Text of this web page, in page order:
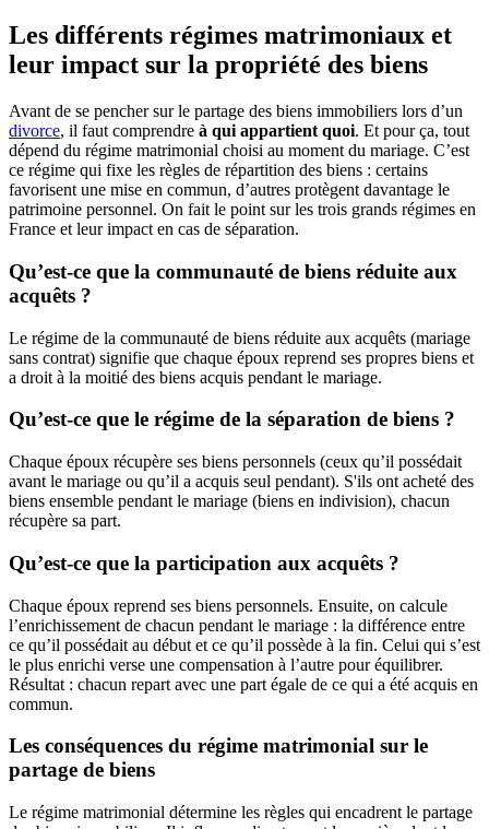
Les différents régimes matrimoniaux et
leur impact sur la propriété des biens
Avant de se pencher sur le partage des biens immobiliers lors d’un
divorce, il faut comprendre à qui appartient quoi. Et pour ça, tout
dépend du régime matrimonial choisi au moment du mariage. C’est
ce régime qui fixe les règles de répartition des biens : certains
favorisent une mise en commun, d’autres protègent davantage le
patrimoine personnel. On fait le point sur les trois grands régimes en
France et leur impact en cas de séparation.
Qu’est-ce que la communauté de biens réduite aux
acquêts ?
Le régime de la communauté de biens réduite aux acquêts (mariage
sans contrat) signifie que chaque époux reprend ses propres biens et
a droit à la moitié des biens acquis pendant le mariage.
Qu’est-ce que le régime de la séparation de biens ?
Chaque époux récupère ses biens personnels (ceux qu’il possédait
avant le mariage ou qu’il a acquis seul pendant). S'ils ont acheté des
biens ensemble pendant le mariage (biens en indivision), chacun
récupère sa part.
Qu’est-ce que la participation aux acquêts ?
Chaque époux reprend ses biens personnels. Ensuite, on calcule
l’enrichissement de chacun pendant le mariage : la différence entre
ce qu’il possédait au début et ce qu’il possède à la fin. Celui qui s’est
le plus enrichi verse une compensation à l’autre pour équilibrer.
Résultat : chacun repart avec une part égale de ce qui a été acquis en
commun.
Les conséquences du régime matrimonial sur le
partage de biens
Le régime matrimonial détermine les règles qui encadrent le partage